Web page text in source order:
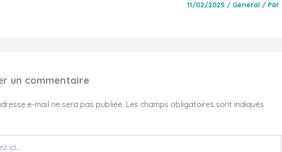
11/02/2025 / General / Par
un commentaire
e-mail ne sera pas publiée. Les champs obligatoires sont indiqués